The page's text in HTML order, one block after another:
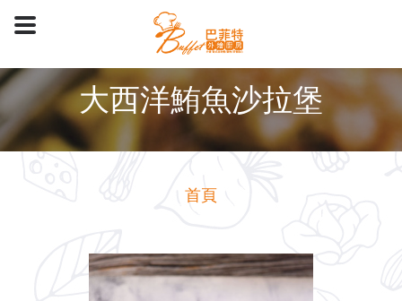
大西洋鮪魚沙拉堡
首頁